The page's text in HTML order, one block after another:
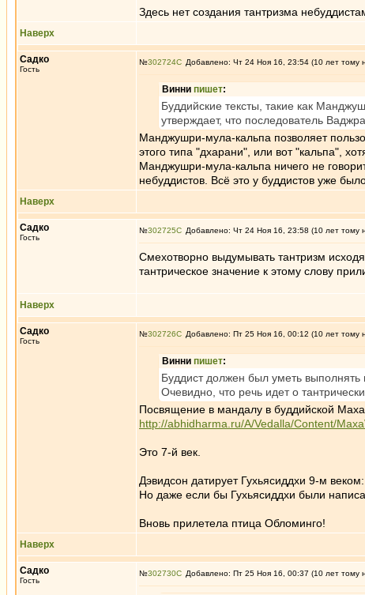
Здесь нет создания тантризма
Наверх
Садко
Гость
№302724 Добавлено: Чт 24 Ноя 16, 23:54 (10 лет тому
Винни пишет:
Буддийские тексты, такие как
утверждает, что последователь
Манджушри-мула-кальпа позволяет
этого типа "дхарани", или вот "кальпа",
Манджушри-мула-кальпа ничего не
небуддистов. Всё это у буддистов уже
Наверх
Садко
Гость
№302725 Добавлено: Чт 24 Ноя 16, 23:58 (10 лет тому
Смехотворно выдумывать тантризм
тантрическое значение к этому слову
Наверх
Садко
Гость
№302726 Добавлено: Пт 25 Ноя 16, 00:12 (10 лет тому
Винни пишет:
Буддист должен был уметь выполнять
Очевидно, что речь идет о
Посвящение в мандалу в буддийской
http://abhidharma.ru/A/Vedalla/Content/
Это 7-й век.
Дэвидсон датирует Гухьясиддхи 9-м веком:
Но даже если бы Гухьясиддхи были
Вновь прилетела птица Обломинго!
Наверх
Садко
Гость
№302730 Добавлено: Пт 25 Ноя 16, 00:37 (10 лет тому